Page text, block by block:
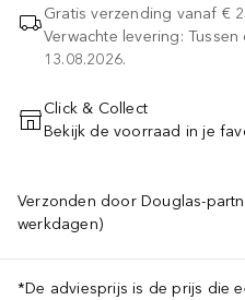
Gratis verzending vanaf €
Verwachte levering:
13.08.2026.
VOEG TOE AAN
Click & Collect
Bekijk de voorraad in je
Verzonden door Douglas-
werkdagen)
*De adviesprijs is de prijs die